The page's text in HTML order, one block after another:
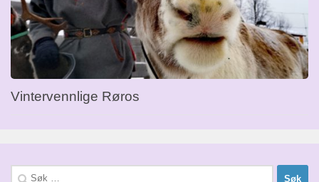
Vintervennlige Røros
Søk